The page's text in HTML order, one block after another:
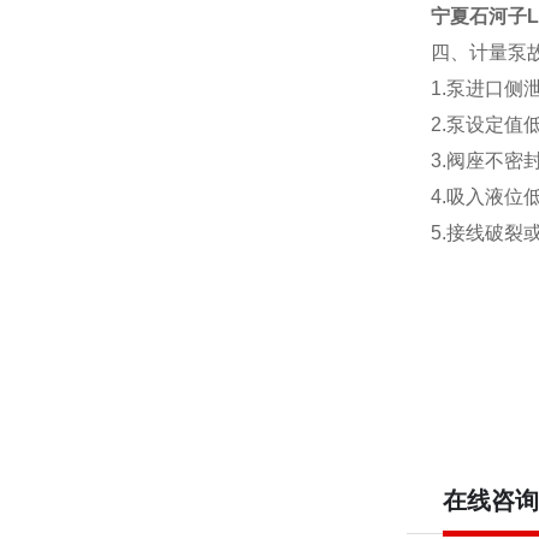
宁夏石河子
四、计量泵
1.泵进口侧
2.泵设定值
3.阀座不密
4.吸入液位
5.接线破裂
在线咨询